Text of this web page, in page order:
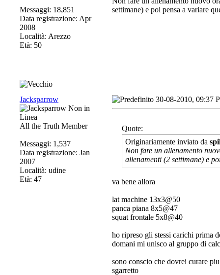
Messaggi: 18,851
Data registrazione: Apr
2008
Località: Arezzo
Età: 50
settimane) e poi pensa a variare
Jacksparrow
All the Truth Member
Messaggi: 1,537
Data registrazione: Jan
2007
Località: udine
Età: 47
30-08-2010, 09:37
Quote:
Originariamente inviato da
Non fare un allenamento
allenamenti (2 settimane) e
va bene allora
lat machine 13x3@50
panca piana 8x5@47
squat frontale 5x8@40
ho ripreso gli stessi carichi prima
domani mi unisco al gruppo di
sono conscio che dovrei curare
sgarretto